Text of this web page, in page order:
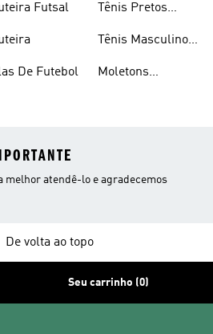
Futsal
De Futebol
Tênis Pretos
Tênis Masculino
Moletons
melhor atendê-lo e agradecemos
De volta ao topo
Seu carrinho (0)